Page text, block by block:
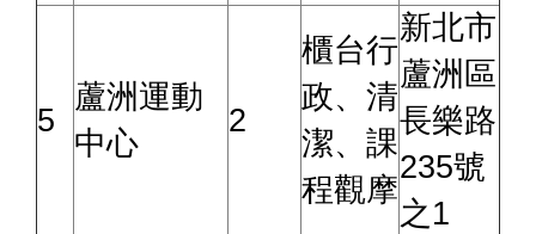
5
蘆洲運動
中心
2
櫃台行
政、清
潔、課
程觀摩
新北市
蘆洲區
長樂路
235號
之1